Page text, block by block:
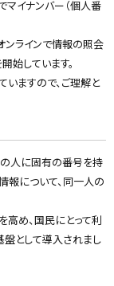
イナンバー（個人番
ラインで情報の照会
始しています。
ますので、ご理解と
人に固有の番号を持
報について、同一人の
め、国民にとって利
として導入されまし